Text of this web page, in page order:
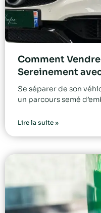
Comment
Sereinement
Se séparer de son
un parcours semé
Lire la suite »